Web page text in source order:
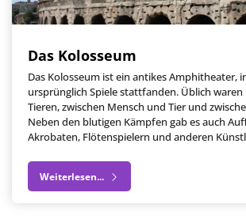
Das Kolosseum
Das Kolosseum ist ein antikes Amphitheater,
ursprünglich Spiele stattfanden. Üblich waren
Tieren, zwischen Mensch und Tier und
Neben den blutigen Kämpfen gab es auch
Akrobaten, Flötenspielern und anderen
Weiterlesen...